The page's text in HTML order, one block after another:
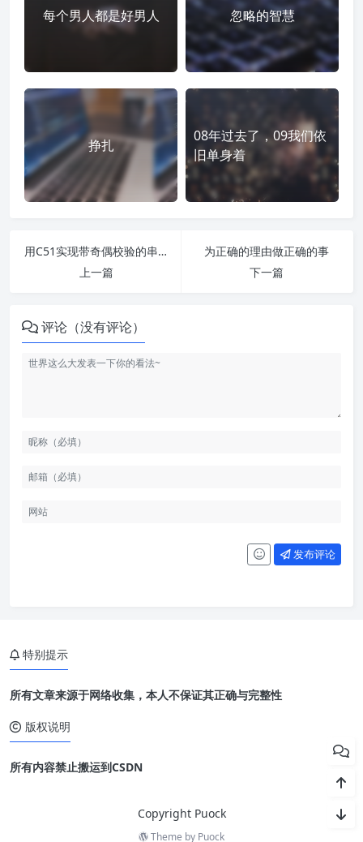
每个男人都是好男人 忽略的智慧
挣扎
08年过去了，09我们依
旧单身着
用C51实现带奇偶校验的串行通信[转]
上一篇
为正确的理由做正确的事
下一篇
评论（没有评论）
发布评论
特别提示
所有文章来源于网络收集，本人不保证其正确与完整性
版权说明
所有内容禁止搬运到CSDN
Copyright Puock
Theme by Puock